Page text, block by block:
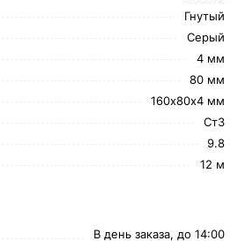
Гнутый
Серый
4 мм
80 мм
160х80х4 мм
Ст3
9.8
12 м
В день заказа, до 14:00